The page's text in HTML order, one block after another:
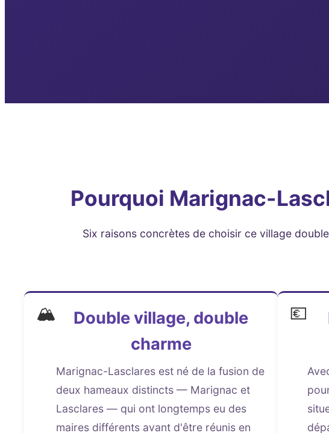
Pourquoi Marignac-
Six raisons concrètes de choisir ce village
🏔️
Double village, double
charme
Marignac-Lasclares est né de la fusion de
deux hameaux distincts — Marignac et
Lasclares — qui ont longtemps eu des
maires différents avant d'être réunis en
💶